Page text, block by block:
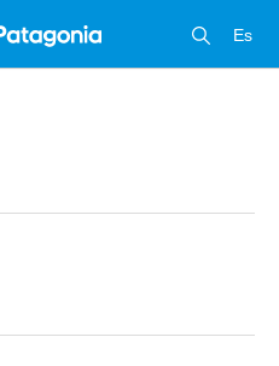
Es
1 / 1